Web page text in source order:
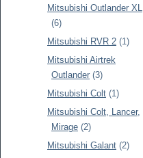
Mitsubishi Outlander XL
(6)
Mitsubishi RVR 2 (1)
Mitsubishi Airtrek
Outlander (3)
Mitsubishi Colt (1)
Mitsubishi Colt, Lancer,
Mirage (2)
Mitsubishi Galant (2)